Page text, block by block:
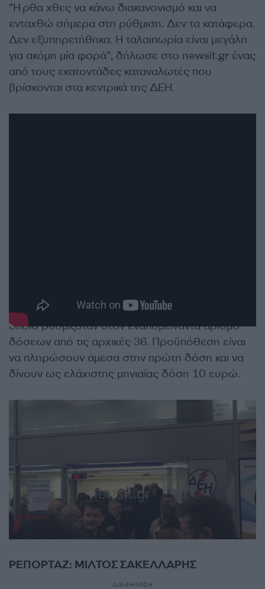
“Ήρθα χθες να κάνω διακανονισμό και να
ενταχθώ σήμερα στη ρύθμιση. Δεν τα κατάφερα.
Δεν εξυπηρετήθηκα. Η ταλαιπωρία είναι μεγάλη
για ακόμη μία φορά”, δήλωσε στο newsit.gr ένας
από τους εκατοντάδες καταναλωτές που
βρίσκονται στα κεντρικά της ΔΕΗ.
ρυθμίσουν το τρέχον ποσό της οφειλής τους, το
οποίο ρυθμιζόταν στον εναπομείναντα αριθμό
δόσεων από τις αρχικές 36. Προϋπόθεση είναι
να πληρώσουν άμεσα στην πρώτη δόση και να
δίνουν ως ελάχιστης μηνιαίας δόση 10 ευρώ.
ΡΕΠΟΡΤΑΖ: ΜΙΛΤΟΣ ΣΑΚΕΛΛΑΡΗΣ
ΔΙΑΦΗΜΙΣΗ